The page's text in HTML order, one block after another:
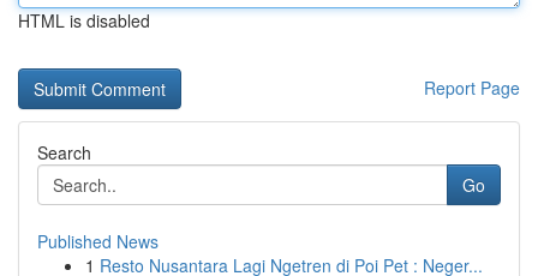
HTML is disabled
Report Page
Search
Go
Published News
1 Resto Nusantara Lagi Ngetren di Poi Pet : Neger...